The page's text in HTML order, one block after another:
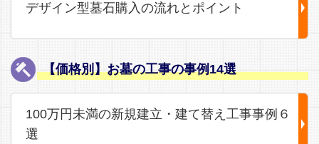
デザイン型墓石購入の流れとポイント
【価格別】お墓の工事の事例14選
100万円未満の新規建立・建て替え工事事例６
選